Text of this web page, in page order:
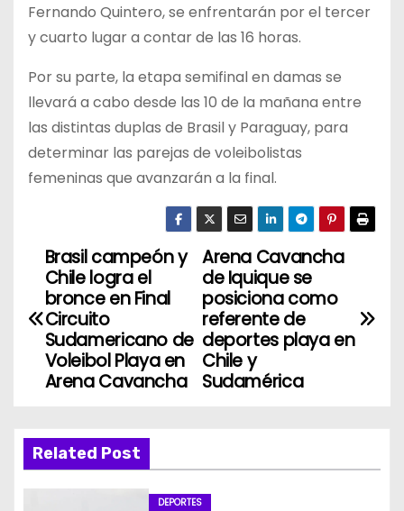
Fernando Quintero, se enfrentarán por el tercer
y cuarto lugar a contar de las 16 horas.
Por su parte, la etapa semifinal en damas se
llevará a cabo desde las 10 de la mañana entre
las distintas duplas de Brasil y Paraguay, para
determinar las parejas de voleibolistas
femeninas que avanzarán a la final.
N
a
a
c
Arena Cavancha
de Iquique se
posiciona como
referente de
deportes playa en
Chile y
Sudamérica
Brasil campeón y
Chile logra el
bronce en Final
Circuito
Sudamericano de
Voleibol Playa en
Arena Cavancha
Related Post
DEPORTES